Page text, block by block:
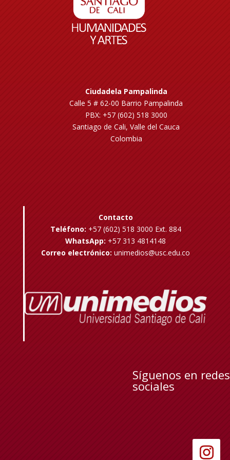
Ciudadela Pampalinda
Calle 5 # 62-00 Barrio Pampalinda
PBX: +57 (602) 518 3000
Santiago de Cali, Valle del Cauca
Colombia
Contacto
Teléfono: +57 (602) 518 3000 Ext. 884
WhatsApp: +57 313 4814148
Correo electrónico: unimedios@usc.edu.co
Síguenos en redes
sociales